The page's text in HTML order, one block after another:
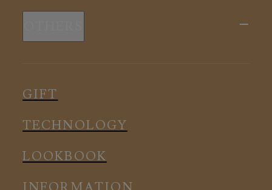
スリープウェア
ルームウェア
アクセサリー
新商品
ルームウェア
アクセサリー
GIFT
TECHNOLOGY
LOOKBOOK